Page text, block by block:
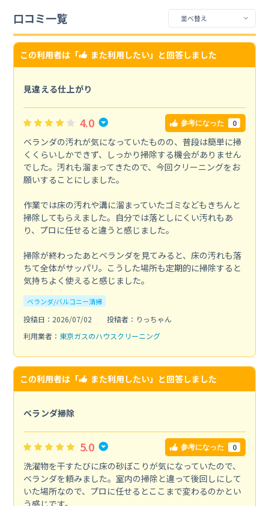
口コミ一覧
この利用者は「 また利用したい」と回答しました
見違える仕上がり
4.0 参考になった 0
ベランダの汚れが気になっていたものの、普段は簡単に掃
くくらいしかできず、しっかり掃除する機会がありません
でした。汚れも溜まってきたので、今回クリーニングをお
願いすることにしました。
作業では床の汚れや溝に溜まっていたゴミなどもきちんと
掃除してもらえました。自分では落としにくい汚れもあ
り、プロに任せると違うと感じました。
掃除が終わったあとベランダを見てみると、床の汚れも落
ちて全体がサッパリ。こうした場所も定期的に掃除すると
気持ちよく使えると感じました。
ベランダ/バルコニー清掃
投稿日：2026/07/02
投稿者：りっちゃん
利用業者： 東京ガスのハウスクリーニング
この利用者は「 また利用したい」と回答しました
ベランダ掃除
5.0 参考になった 0
洗濯物を干すたびに床の砂ぼこりが気になっていたので、
ベランダを頼みました。室内の掃除と違って後回しにして
いた場所なので、プロに任せるとここまで変わるのかとい
う感じです。